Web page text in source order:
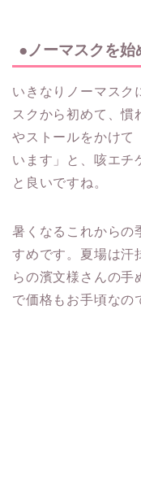
●ノーマスクを
いきなりノーマスク
スクから初めて、慣
やストールをかけて
います」と、咳エチ
と良いですね。
暑くなるこれからの
すめです。夏場は汗
らの濱文様さんの手
で価格もお手頃なの